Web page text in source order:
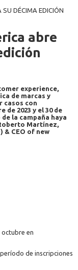
SU DÉCIMA EDICIÓN
abre
experience,
de marcas y
casos con
de 2023 y el 30 de
la campaña haya
Martínez,
CEO of new
octubre en
de inscripciones